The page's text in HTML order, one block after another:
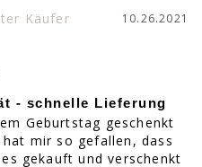
10.26.2021
- schnelle Lieferung
Geburtstag geschenkt
mir so gefallen, dass
gekauft und verschenkt